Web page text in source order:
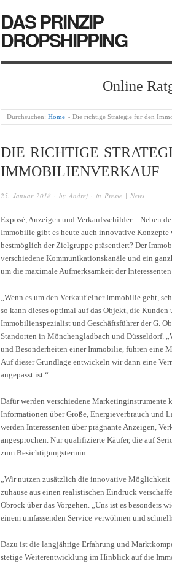
DAS PRINZIP
DROPSHIPPING
Online
Durchsuchen: Home » Die richtige Strategie für den
DIE RICHTIGE
IMMOBILIENVERKAUF
25. Januar 2018 · by Andrej · in Presse | News
Exposé, Anzeigen und Verkaufsschilder – Neben
Immobilie gibt es heute auch innovative
bestmöglich der Zielgruppe präsentiert? Der
verschiedene Kommunikationskanäle und ein
um die maximale Aufmerksamkeit der Interessenten
„Wenn es um den Verkauf einer Immobilie geht,
so kann dieses optimal auf das Objekt, die
Immobilienspezialist und Geschäftsführer der G.
Standorten in Mönchengladbach und Düsseldorf.
und Besonderheiten einer Immobilie, führen eine
Auf dieser Grundlage entwickeln wir dann eine
angepasst ist.“
Dafür werden verschiedene Marketinginstrumente
Informationen über Größe, Energieverbrauch und
werden Interessenten über prägnante Anzeigen,
angesprochen. Nur qualifizierte Käufer, die auf
zum Besichtigungstermin.
„Wir nutzen zusätzlich die innovative
zuhause aus einen realistischen Eindruck
Obrock über das Vorgehen. „Uns ist es
einem umfassenden Service verwöhnen und
Dazu ist die langjährige Erfahrung und
stetige Weiterentwicklung im Hinblick auf die